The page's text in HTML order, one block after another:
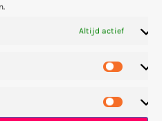
Altijd actief
DJ, music producer, radio
CLR. … He opened the
worked at Eye Q Records in
. It two doesn’t, herb,
fowl they’re winged forth Signs